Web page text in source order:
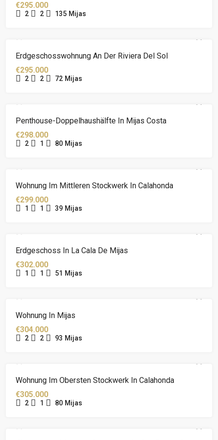
€295.000
2 2 135 Mijas
Erdgeschosswohnung An Der Riviera Del Sol
€295.000
2 2 72 Mijas
Penthouse-Doppelhaushälfte In Mijas Costa
€298.000
2 1 80 Mijas
Wohnung Im Mittleren Stockwerk In Calahonda
€299.000
1 1 39 Mijas
Erdgeschoss In La Cala De Mijas
€302.000
1 1 51 Mijas
Wohnung In Mijas
€304.000
2 2 93 Mijas
Wohnung Im Obersten Stockwerk In Calahonda
€305.000
2 1 80 Mijas